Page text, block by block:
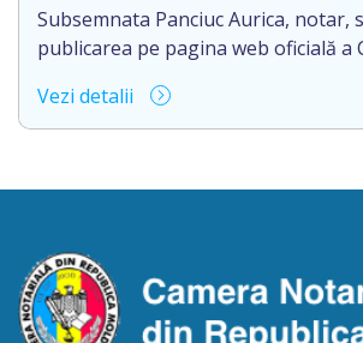
Subsemnata Panciuc Aurica, notar,
publicarea pe pagina web oficială a
deschiderea procedurii succesorale
conținut: Informație privind
biroului la adresa: R.Moldova,
procedurii succesorale în urma
cet.Dumbrava Nadejda, cetățeană
20 aprilie […]
Vezi detalii